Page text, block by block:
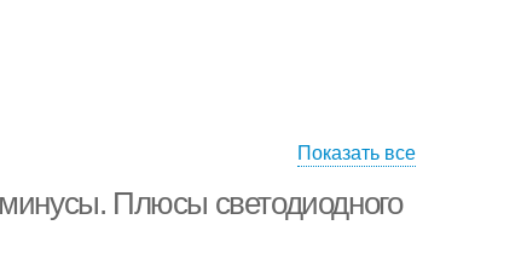
Показать все
Плюсы светодиодного